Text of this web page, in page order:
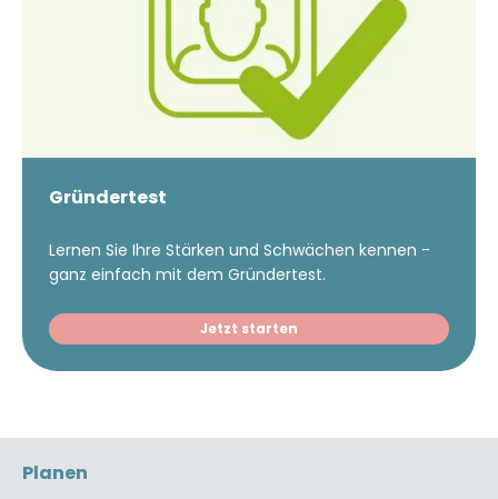
Gründertest
Lernen Sie Ihre Stärken und Schwächen kennen -
ganz einfach mit dem Gründertest.
Jetzt starten
Planen